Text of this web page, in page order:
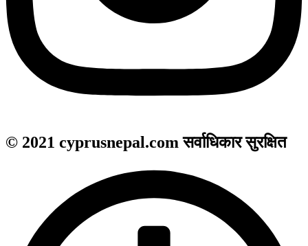
© 2021 cyprusnepal.com सर्वाधिकार सुरक्षित